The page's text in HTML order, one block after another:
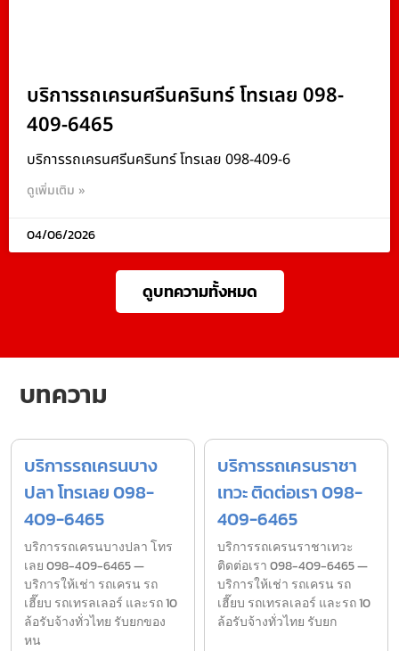
บริการรถเครนศรีนครินทร์ โทรเลย 098-
409-6465
บริการรถเครนศรีนครินทร์ โทรเลย 098-409-6
ดูเพิ่มเติม »
04/06/2026
ดูบทความทั้งหมด
บทความ
บริการรถเครนบาง
ปลา โทรเลย 098-
409-6465
บริการรถเครนบางปลา โทร
เลย 098-409-6465 —
บริการให้เช่า รถเครน รถ
เฮี๊ยบ รถเทรลเลอร์ และรถ 10
ล้อรับจ้างทั่วไทย รับยกของ
หน
บริการรถเครนราชา
เทวะ ติดต่อเรา 098-
409-6465
บริการรถเครนราชาเทวะ
ติดต่อเรา 098-409-6465 —
บริการให้เช่า รถเครน รถ
เฮี๊ยบ รถเทรลเลอร์ และรถ 10
ล้อรับจ้างทั่วไทย รับยก